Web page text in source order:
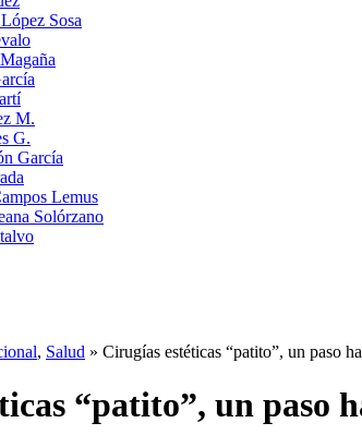
Sosa
M.
G.
García
Lemus
Solórzano
, Salud » Cirugías estéticas “patito”, un paso
“patito”, un paso